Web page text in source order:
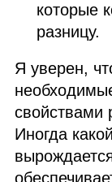
которые
разницу.
Я уверен,
свойствами
Иногда